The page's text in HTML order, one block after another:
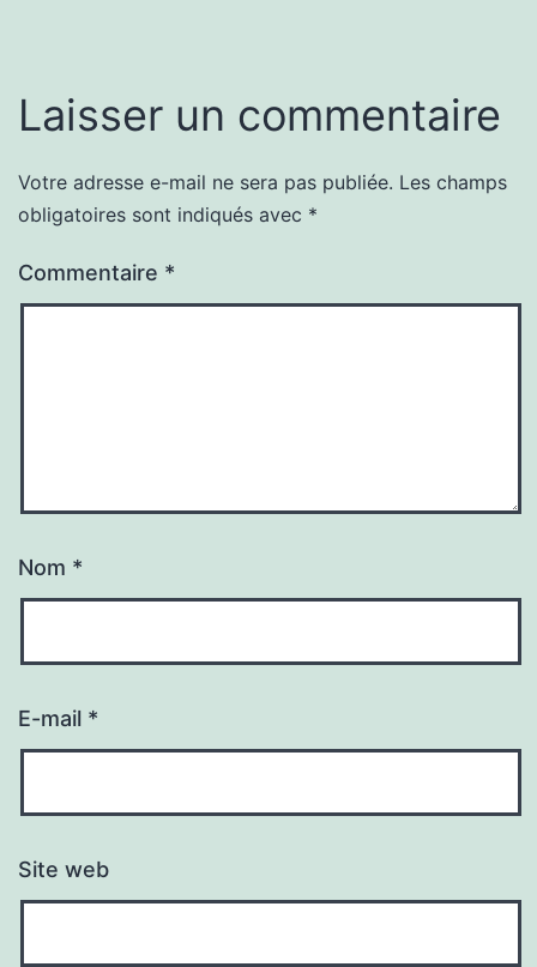
Laisser un commentaire
Votre adresse e-mail ne sera pas publiée. Les champs
obligatoires sont indiqués avec *
Commentaire *
Nom *
E-mail *
Site web